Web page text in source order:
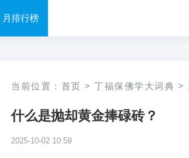
月排行榜
当前位置： 首页 > 丁福保佛学大词典 >
什么是抛却黄金捧碌砖？
2025-10-02 10:59